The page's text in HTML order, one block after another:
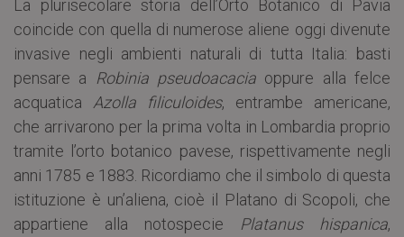
La plurisecolare storia dell’Orto Botanico di Pavia
coincide con quella di numerose aliene oggi divenute
invasive negli ambienti naturali di tutta Italia: basti
pensare a
Robinia pseudoacacia oppure alla felce
acquatica Azolla filiculoides, entrambe americane,
che arrivarono per la prima volta in Lombardia proprio
tramite l’orto botanico pavese, rispettivamente negli
anni 1785 e 1883. Ricordiamo che il simbolo di questa
istituzione è un’aliena, cioè il Platano di Scopoli, che
appartiene alla notospecie Platanus hispanica,